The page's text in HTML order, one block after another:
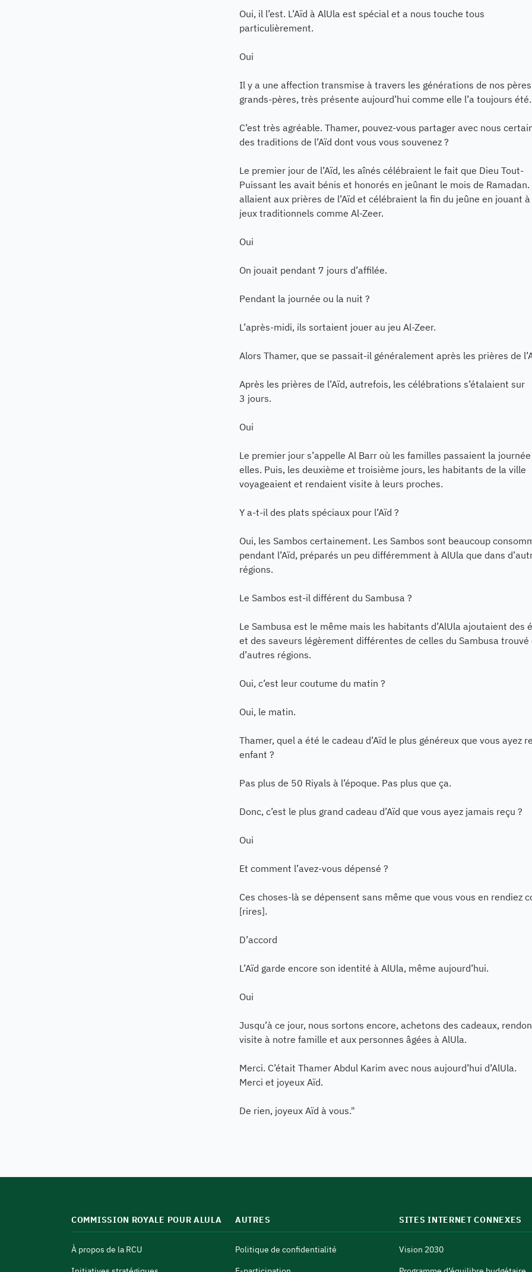
Oui, il l’est. L’Aïd à AlUla est spécial et a nous touche tous
particulièrement.
Oui
Il y a une affection transmise à travers les générations de nos
grands-pères, très présente aujourd’hui comme elle l’a toujours été.
C’est très agréable. Thamer, pouvez-vous partager avec nous
des traditions de l’Aïd dont vous vous souvenez ?
Le premier jour de l’Aïd, les aînés célébraient le fait que Dieu Tout-
Puissant les avait bénis et honorés en jeûnant le mois de Ramadan.
allaient aux prières de l’Aïd et célébraient la fin du jeûne en jouant à
jeux traditionnels comme Al-Zeer.
Oui
On jouait pendant 7 jours d’affilée.
Pendant la journée ou la nuit ?
L’après-midi, ils sortaient jouer au jeu Al-Zeer.
Alors Thamer, que se passait-il généralement après les prières de
Après les prières de l’Aïd, autrefois, les célébrations s’étalaient sur
3 jours.
Oui
Le premier jour s’appelle Al Barr où les familles passaient la
elles. Puis, les deuxième et troisième jours, les habitants de la ville
voyageaient et rendaient visite à leurs proches.
Y a-t-il des plats spéciaux pour l’Aïd ?
Oui, les Sambos certainement. Les Sambos sont beaucoup
pendant l’Aïd, préparés un peu différemment à AlUla que dans
régions.
Le Sambos est-il différent du Sambusa ?
Le Sambusa est le même mais les habitants d’AlUla ajoutaient des
et des saveurs légèrement différentes de celles du Sambusa trouvé
d’autres régions.
Oui, c’est leur coutume du matin ?
Oui, le matin.
Thamer, quel a été le cadeau d’Aïd le plus généreux que vous ayez
enfant ?
Pas plus de 50 Riyals à l’époque. Pas plus que ça.
Donc, c’est le plus grand cadeau d’Aïd que vous ayez jamais reçu ?
Oui
Et comment l’avez-vous dépensé ?
Ces choses-là se dépensent sans même que vous vous en rendiez
[rires].
D’accord
L’Aïd garde encore son identité à AlUla, même aujourd’hui.
Oui
Jusqu’à ce jour, nous sortons encore, achetons des cadeaux,
visite à notre famille et aux personnes âgées à AlUla.
Merci. C’était Thamer Abdul Karim avec nous aujourd’hui d’AlUla.
Merci et joyeux Aïd.
De rien, joyeux Aïd à vous."
COMMISSION ROYALE POUR ALULA
À propos de la RCU
AUTRES
Politique de confidentialité
SITES INTERNET CONNEXES
Vision 2030